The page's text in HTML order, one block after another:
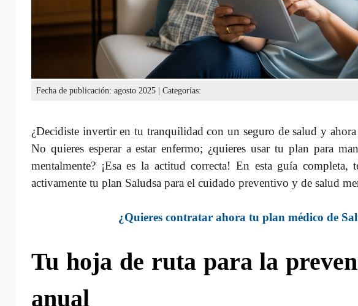
Fecha de publicación: agosto 2025 | Categorías:
¿Decidiste invertir en tu tranquilidad con un seguro de salud y
No quieres esperar a estar enfermo; ¿quieres usar tu plan para
mentalmente? ¡Esa es la actitud correcta! En esta guía completa,
activamente tu plan Saludsa para el cuidado preventivo y de salud
¿Quieres contratar ahora tu plan médico de
Tu hoja de ruta para la
anual